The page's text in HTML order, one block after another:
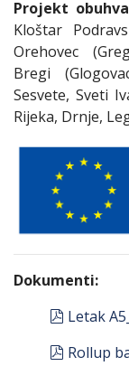
Projekt
Kloštar
Orehovec
Bregi
Sesvete, Sveti
Rijeka, Drnje,
Dokumenti:
pdf
Letak
pdf
Rollup